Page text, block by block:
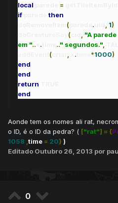
local
=
if
then
( . 1)
(
"A
em ".. . .." segundos."
( . *1000)
end
end
return
end
Aonde tem os nomes ali rat,
o ID, é o ID da pedra? ( ["rat"] = {
1058 time = 20} )
Editado Outubro 26, 2013 por
0